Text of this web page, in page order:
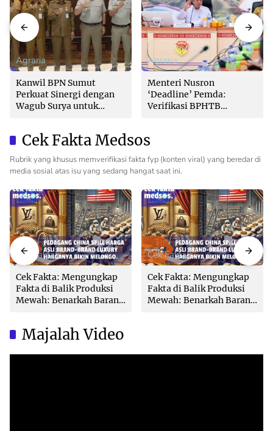
Agraria
Kanwil BPN Sumut
Perkuat Sinergi dengan
Wagub Surya untuk
Agraria
Menteri Nusron
‘Deadline’ Pemda:
Verifikasi BPHTB
Lambat!
Cek Fakta Medsos
Rubrik yang khusus memverifikasi fakta fyp (konten viral) yang beredar di
media sosial atas isu yang sedang hangat saat ini.
Cek Fakta
Cek Fakta: Mengungkap
Fakta di Balik Produksi
Mewah: Benarkah Barang
Cek Fakta
Cek Fakta: Mengungkap
Fakta di Balik Produksi
Mewah: Benarkah Barang
Majalah Video